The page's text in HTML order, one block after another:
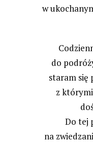
w
do
staram się
z
Do tej
na